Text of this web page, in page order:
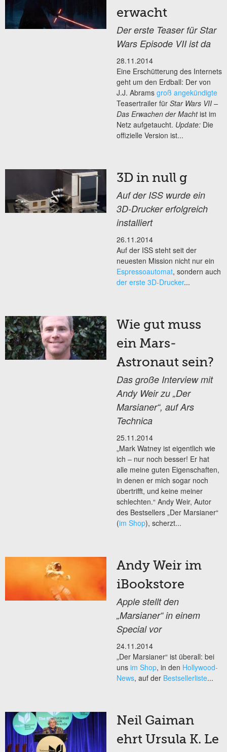
erwacht
Der erste Teaser für Star
Wars Episode VII ist da
28.11.2014
Eine Erschütterung des Internets
geht um den Erdball: Der von
J.J. Abrams groß angekündigte
Teasertrailer für Star Wars VII –
Das Erwachen der Machtist im
Netz aufgetaucht. Update: Die
offizielle Version ist...
3D in null g
Auf der ISS wurde ein
3D-Drucker erfolgreich
installiert
26.11.2014
Auf der ISS steht seit der
neuesten Mission nicht nur ein
Espressoautomat, sondern auch
der erste 3D-Drucker...
Wie gut muss
ein Mars-
Astronaut sein?
Das große Interview mit
Andy Weir zu „Der
Marsianer“, auf Ars
Technica
25.11.2014
„Mark Watney ist eigentlich wie
ich – nur noch besser! Er hat
alle meine guten Eigenschaften,
in denen er mich sogar noch
übertrifft, und keine meiner
schlechten.“ Andy Weir, Autor
des Bestsellers „Der Marsianer“
(im Shop), scherzt...
Andy Weir im
iBookstore
Apple stellt den
„Marsianer“ in einem
Special vor
24.11.2014
„Der Marsianer“ ist überall: bei
uns im Shop, in den Hollywood-
News, auf der Bestsellerliste...
Neil Gaiman
ehrt Ursula K. Le